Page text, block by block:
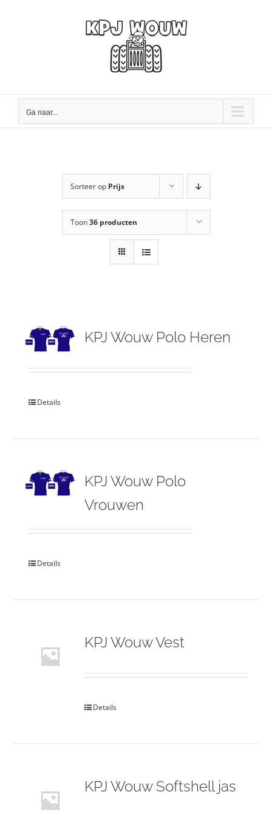
Ga naar...
Sorteer op Prijs
Toon36 producten
KPJ Wouw Polo Heren
Details
KPJ Wouw Polo
Vrouwen
Details
KPJ Wouw Vest
Details
KPJ Wouw Softshell jas